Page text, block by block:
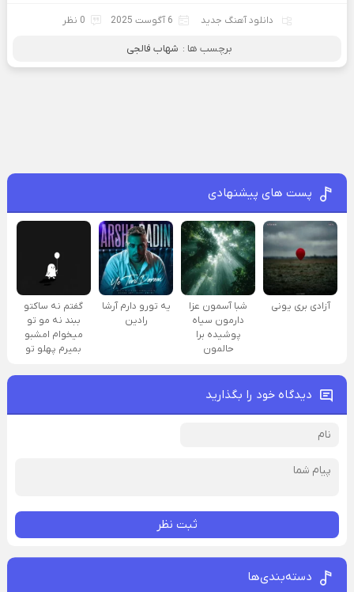
دانلود آهنگ جدید 6 آگوست 2025 0 نظر
برچسب ها : شهاب فالجی
پست های پیشنهادی
آزادی بری یونی
شبا آسمون عزا
دارمون سیاه
پوشیده برا
حالمون
یه تورو دارم آرشا
رادین
گفتم نه ساکتو
ببند نه مو تو
میخوام امشبو
بمیرم پهلو تو
دیدگاه خود را بگذارید
ثبت نظر
دسته‌بندی‌ها